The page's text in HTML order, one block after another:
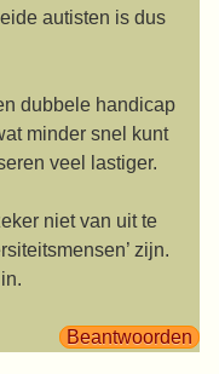
autisten is dus
dubbele handicap
minder snel kunt
veel lastiger.
niet van uit te
zijn.
Beantwoorden